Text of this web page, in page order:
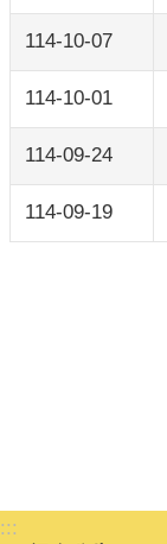
114-10-07
114-10-01
114-09-24
114-09-19
:::